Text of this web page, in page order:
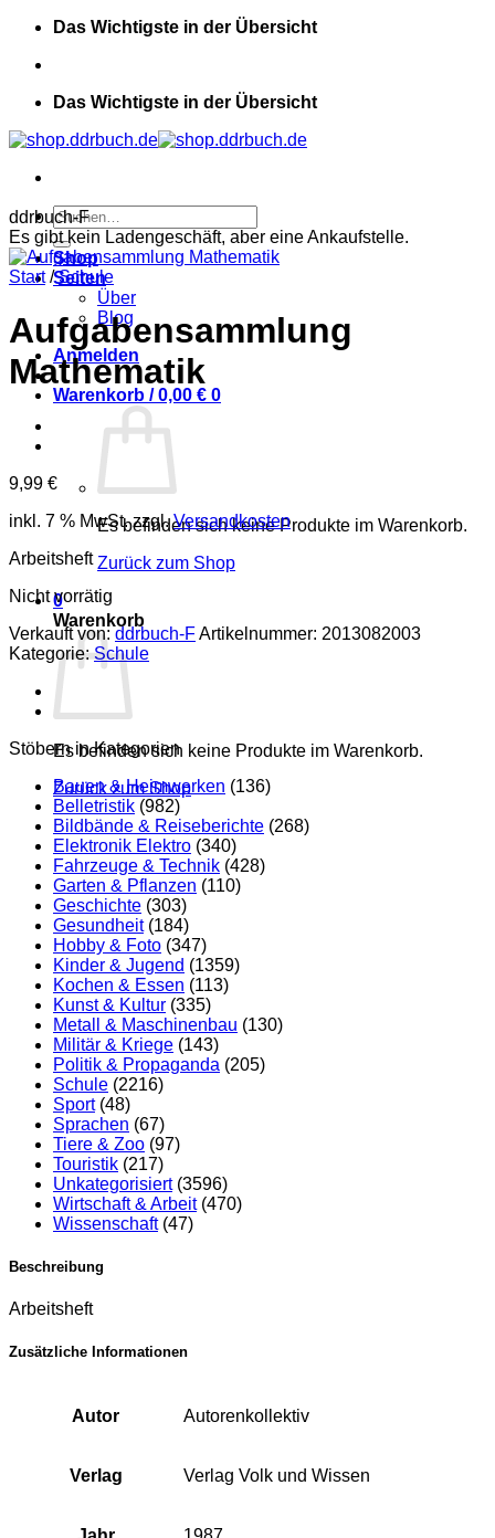
Zum
springen
Das Wichtigste in der Übersicht
Das Wichtigste in der Übersicht
Suchen
nach:
Shop
Seiten
Über
Blog
Anmelden
Warenkorb /0,00 € 0
Es befinden sich keine Produkte im Warenkorb.
Zurück zum Shop
0
Warenkorb
Es befinden sich keine Produkte im Warenkorb.
Zurück zum Shop
ddrbuch-F
Es gibt kein Ladengeschäft, aber eine Ankaufstelle.
Start / Schule
Aufgabensammlung
Mathematik
9,99 €
inkl. 7 % MwSt. zzgl.Versandkosten
Arbeitsheft
Nicht vorrätig
Verkauft von: ddrbuch-FArtikelnummer: 2013082003
Kategorie:Schule
Stöbern in Kategorien
Bauen & Heimwerken (136)
Belletristik (982)
Bildbände & Reiseberichte (268)
Elektronik Elektro (340)
Fahrzeuge & Technik (428)
Garten & Pflanzen (110)
Geschichte (303)
Gesundheit (184)
Hobby & Foto (347)
Kinder & Jugend (1359)
Kochen & Essen (113)
Kunst & Kultur (335)
Metall & Maschinenbau (130)
Militär & Kriege (143)
Politik & Propaganda (205)
Schule (2216)
Sport (48)
Sprachen (67)
Tiere & Zoo (97)
Touristik (217)
Unkategorisiert (3596)
Wirtschaft & Arbeit (470)
Wissenschaft (47)
Beschreibung
Arbeitsheft
Zusätzliche Informationen
Autor Autorenkollektiv
Verlag Verlag Volk und Wissen